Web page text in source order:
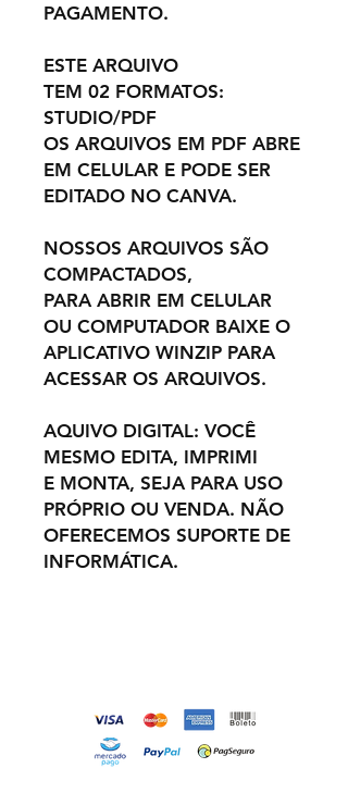
PAGAMENTO.
ESTE ARQUIVO
TEM 02 FORMATOS:
STUDIO/PDF
OS ARQUIVOS EM PDF ABRE
EM CELULAR E PODE SER
EDITADO NO CANVA.
NOSSOS ARQUIVOS SÃO
COMPACTADOS,
PARA ABRIR EM CELULAR
OU COMPUTADOR BAIXE O
APLICATIVO WINZIP PARA
ACESSAR OS ARQUIVOS.
AQUIVO DIGITAL: VOCÊ
MESMO EDITA, IMPRIMI
E MONTA, SEJA PARA USO
PRÓPRIO OU VENDA. NÃO
OFERECEMOS SUPORTE DE
INFORMÁTICA.